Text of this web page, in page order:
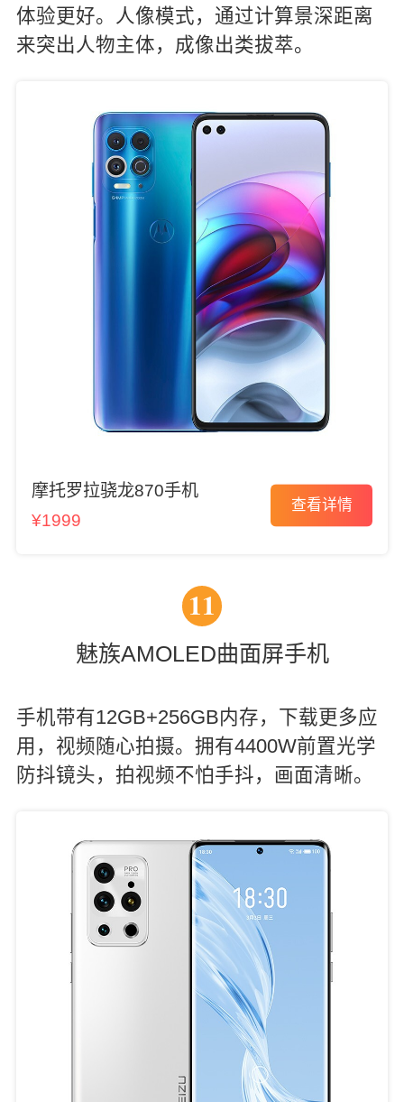
体验更好。人像模式，通过计算景深距离
来突出人物主体，成像出类拔萃。
摩托罗拉骁龙870手机
¥1999
查看详情
11
魅族AMOLED曲面屏手机
手机带有12GB+256GB内存，下载更多应
用，视频随心拍摄。拥有4400W前置光学
防抖镜头，拍视频不怕手抖，画面清晰。